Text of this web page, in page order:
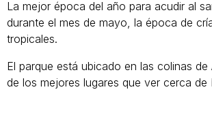
La mejor época del año para acudir al
durante el mes de mayo, la época de
tropicales.
El parque está ubicado en las colinas
de los mejores lugares que ver cerca de